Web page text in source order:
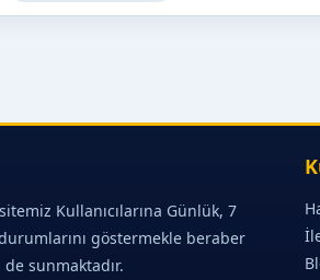
Kullanıcılarına Günlük, 7
göstermekle beraber
sunmaktadır.